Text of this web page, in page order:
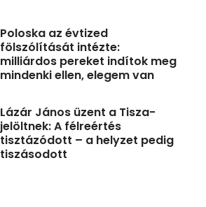
Poloska az évtized
fölszólítását intézte:
milliárdos pereket indítok meg
mindenki ellen, elegem van
Lázár János üzent a Tisza-
jelöltnek: A félreértés
tisztázódott – a helyzet pedig
tiszásodott